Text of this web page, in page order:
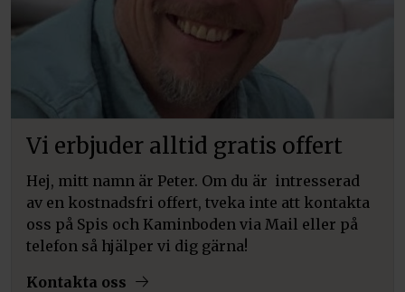
Vi erbjuder alltid gratis offert
Hej, mitt namn är Peter. Om du är intresserad
av en kostnadsfri offert, tveka inte att kontakta
oss på Spis och Kaminboden via Mail eller på
telefon så hjälper vi dig gärna!
Kontakta oss